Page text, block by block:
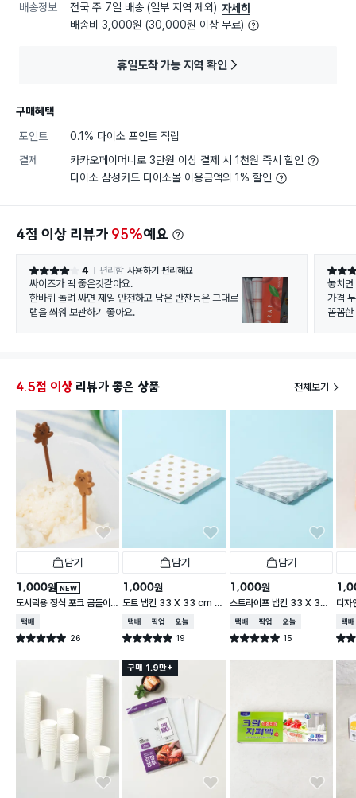
배송정보 전국 주 7일 배송 (일부 지역 제외) 자세히
배송비 3,000원 (30,000원 이상 무료)
휴일도착 가능 지역 확인
구매혜택
포인트
0.1% 다이소 포인트 적립
결제
카카오페이머니로 3만원 이상 결제 시 1천원 즉시 할인
다이소 삼성카드 다이소몰 이용금액의 1% 할인
4점 이상 리뷰가 95%예요
별점 4점 4 편리함 사용하기 편리해요
싸이즈가 딱 좋은것같아요.
한바퀴 돌려 싸면 제일 안전하고 남은 반찬등은 그대로
랩을 씌워 보관하기 좋아요.
별점 5
놓치면
가격
꼼꼼
4.5점 이상 리뷰가 좋은 상품 전체보기
담기
NEW
1,000원
도시락용 장식 포크 곰돌이 1
0개입
택배배송
별점 5.0점 26
건 작성
담기
1,000원
도트 냅킨 33 X 33 cm 1
5매입
택배배송매장픽업오늘배송
별점 5.0점 19
건 작성
담기
1,000원
스트라이프 냅킨 33 X 33
cm 15매입
택배배송매장픽업오늘배송
별점 5.0점 15
건 작성
디자
cm
택배
별점
구매 1.9만+